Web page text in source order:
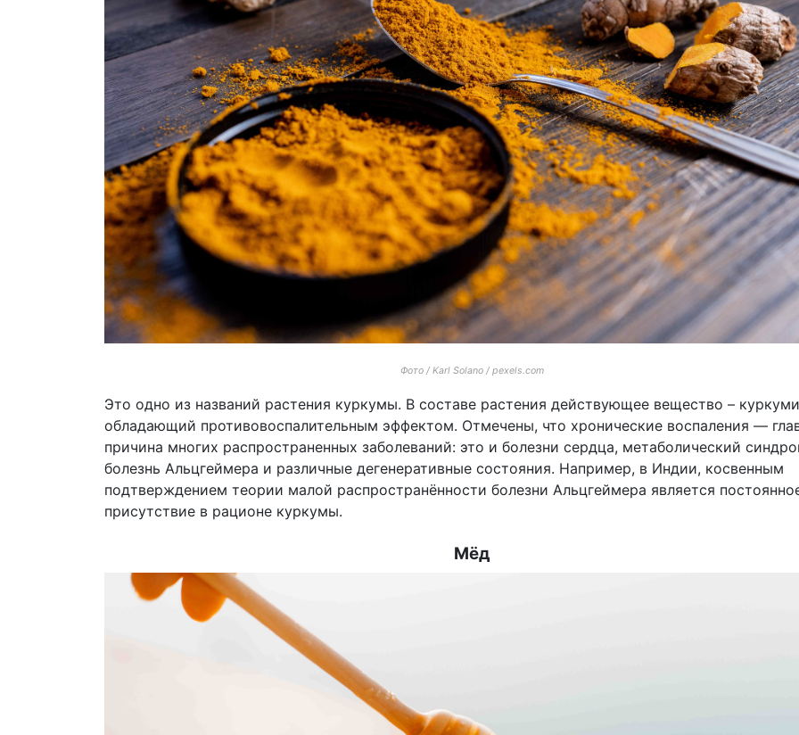
Фото / Karl Solano / pexels.com
Это одно из названий растения куркумы. В составе растения действующее вещество –
обладающий противовоспалительным эффектом. Отмечены, что хронические воспаления —
причина многих распространенных заболеваний: это и болезни сердца, метаболический
болезнь Альцгеймера и различные дегенеративные состояния. Например, в Индии, косвенным
подтверждением теории малой распространённости болезни Альцгеймера является
присутствие в рационе куркумы.
Мёд